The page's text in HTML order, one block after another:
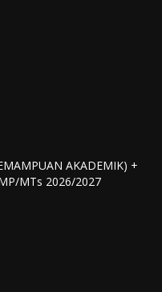
AKADEMIK) +
MTs 2026/2027